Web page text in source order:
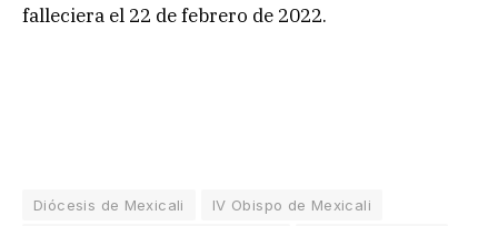
falleciera el 22 de febrero de 2022.
Diócesis de Mexicali
IV Obispo de Mexicali